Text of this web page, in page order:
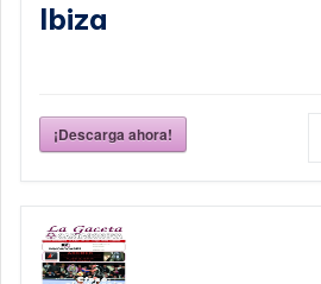
Ibiza
¡Descarga ahora!